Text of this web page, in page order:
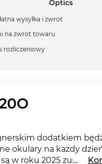
Optics
wysyłka i zwrot
na zwrot towaru
rozliczeniowy
dodatkiem
okulary na każdy
są w roku 2025 zupełną
...